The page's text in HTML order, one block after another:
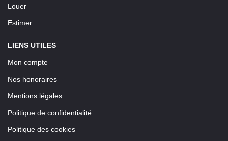
Louer
Estimer
LIENS UTILES
Mon compte
Nos honoraires
Mentions légales
Politique de confidentialité
Politique des cookies